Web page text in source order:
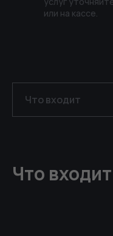
или на кассе.
Что